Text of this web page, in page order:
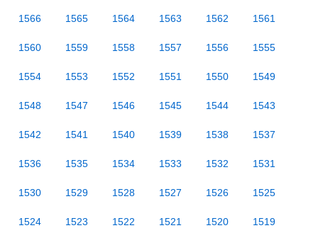
1566 1565 1564 1563 1562 1561
1560 1559 1558 1557 1556 1555
1554 1553 1552 1551 1550 1549
1548 1547 1546 1545 1544 1543
1542 1541 1540 1539 1538 1537
1536 1535 1534 1533 1532 1531
1530 1529 1528 1527 1526 1525
1524 1523 1522 1521 1520 1519